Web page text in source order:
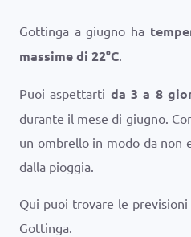
Gottinga a giugno ha
massime di 22°C.
Puoi aspettarti da 3 a 8
durante il mese di giugno.
un ombrello in modo da non
dalla pioggia.
Qui puoi trovare le
Gottinga.